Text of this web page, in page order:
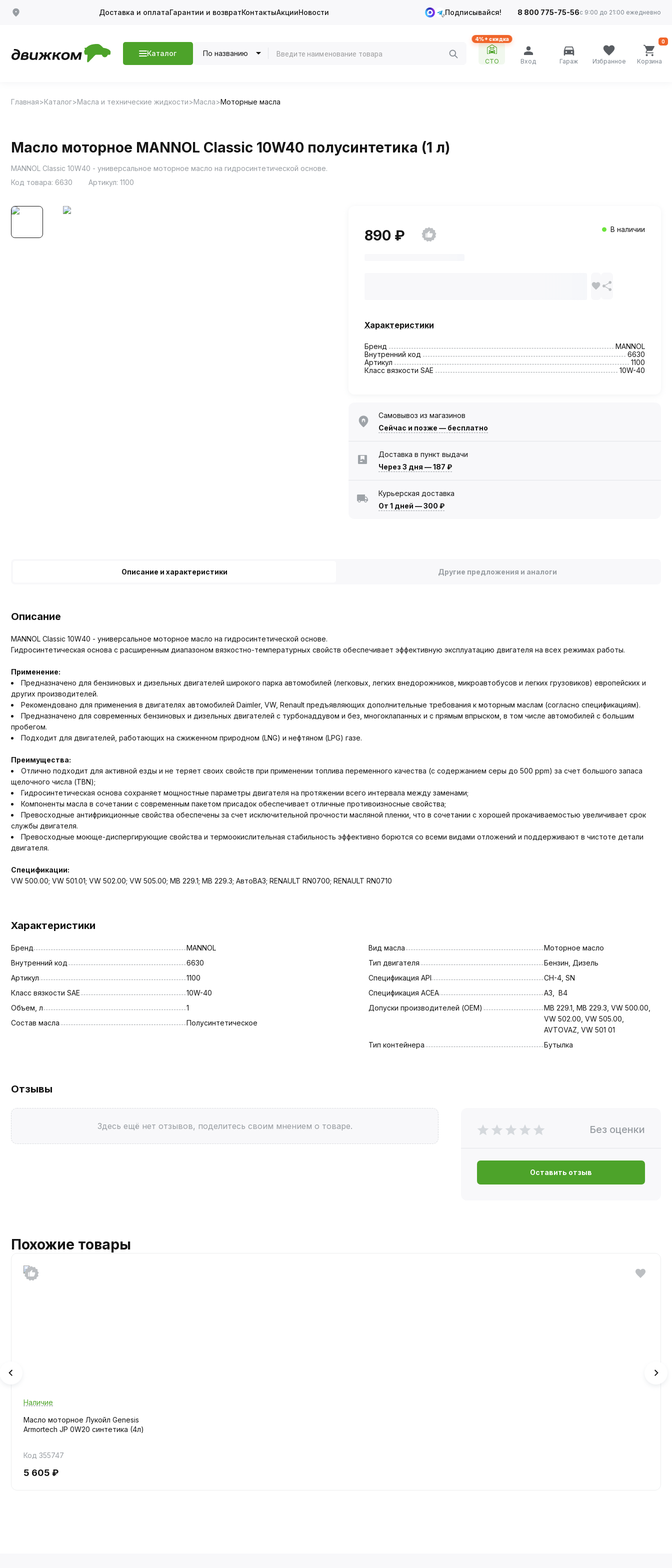
Доставка и оплатаГарантии и возвратКонтактыАкцииНовости Подписывайся! 8 800 775-75-56с 9:00 до 21:00 ежедневно
Каталог По названию
4%+ скидка
СТО Вход Гараж Избранное Корзина
0
Главная Каталог Масла и технические жидкости Масла Моторные масла
Масло моторное MANNOL Classic 10W40 полусинтетика (1 л)
MANNOL Classic 10W40 - универсальное моторное масло на гидросинтетической основе.
Код товара: 6630 Артикул: 1100
890 ₽ В наличии
Характеристики
Бренд
MANNOL
Внутренний код
6630
Артикул
1100
Класс вязкости SAE
10W-40
Самовывоз из магазинов
Сейчас и позже — бесплатно
Доставка в пункт выдачи
Через 3 дня —187 ₽
Курьерская доставка
От 1 дней —300 ₽
Описание и характеристики Другие предложения и аналоги
Описание
MANNOL Classic 10W40 - универсальное моторное масло на гидросинтетической основе.
Гидросинтетическая основа с расширенным диапазоном вязкостно-температурных свойств обеспечивает эффективную эксплуатацию двигателя на всех режимах работы.
Применение:
Предназначено для бензиновых и дизельных двигателей широкого парка автомобилей (легковых, легких внедорожников, микроавтобусов и легких грузовиков) европейских и
других производителей.
Рекомендовано для применения в двигателях автомобилей Daimler, VW, Renault предъявляющих дополнительные требования к моторным маслам (согласно спецификациям).
Предназначено для современных бензиновых и дизельных двигателей с турбонаддувом и без, многоклапанных и с прямым впрыском, в том числе автомобилей с большим
пробегом.
Подходит для двигателей, работающих на сжиженном природном (LNG) и нефтяном (LPG) газе.
Преимущества:
Отлично подходит для активной езды и не теряет своих свойств при применении топлива переменного качества (с содержанием серы до 500 ppm) за счет большого запаса
щелочного числа (TBN);
Гидросинтетическая основа сохраняет мощностные параметры двигателя на протяжении всего интервала между заменами;
Компоненты масла в сочетании с современным пакетом присадок обеспечивает отличные противоизносные свойства;
Превосходные антифрикционные свойства обеспечены за счет исключительной прочности масляной пленки, что в сочетании с хорошей прокачиваемостью увеличивает срок
службы двигателя.
Превосходные моюще-диспергирующие свойства и термоокислительная стабильность эффективно борются со всеми видами отложений и поддерживают в чистоте детали
двигателя.
Спецификации:
VW 500.00; VW 501.01; VW 502.00; VW 505.00; MB 229.1; MB 229.3; АвтоВАЗ; RENAULT RN0700; RENAULT RN0710
Характеристики
Бренд
MANNOL
Внутренний код
6630
Артикул
1100
Класс вязкости SAE
10W-40
Объем, л
1
Состав масла
Полусинтетическое
Вид масла
Моторное масло
Тип двигателя
Бензин, Дизель
Спецификация API
CH-4, SN
Спецификация АСЕА
A3,  B4
Допуски производителей (OEM)
MB 229.1, MB 229.3, VW 500.00,
VW 502.00, VW 505.00,
AVTOVAZ, VW 501 01
Тип контейнера
Бутылка
Отзывы
Здесь ещё нет отзывов, поделитесь своим мнением о товаре. Без оценки
Оставить отзыв
Похожие товары
Наличие
Масло моторное Лукойл Genesis
Armortech JP 0W20 синтетика (4л)
Код 355747
5 605 ₽